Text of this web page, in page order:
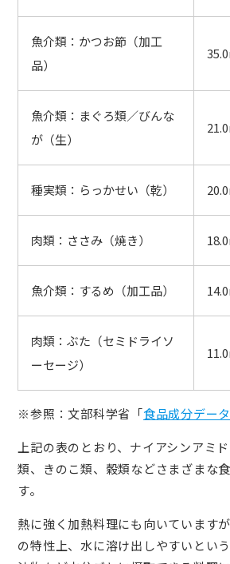
魚介類：かつお節（加工
品）
魚介類：まぐろ類／びんな
が（生）
種実類：らっかせい（乾）
肉類：ささみ（焼き）
魚介類：するめ（加工品）
肉類：ぶた（セミドライソ
ーセージ）
※参照：文部科学省「食品成分デー
上記の表のとおり、ナイアシンアミ
類、きのこ類、穀類などさまざまな
す。
熱に強く加熱料理にも向いています
の特性上、水に溶け出しやすいとい